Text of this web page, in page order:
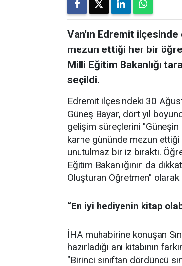
Van'ın Edremit ilçesinde
mezun ettiği her bir
Milli Eğitim Bakanlığı
seçildi.
Edremit ilçesindeki 30
Güneş Bayar, dört yıl
gelişim süreçlerini "Güneşin
karne gününde mezun
unutulmaz bir iz bıraktı.
Eğitim Bakanlığının da
Oluşturan Öğretmen" olarak
“En iyi hediyenin kitap
İHA muhabirine konuşan
hazırladığı anı kitabının
"Birinci sınıftan dördüncü